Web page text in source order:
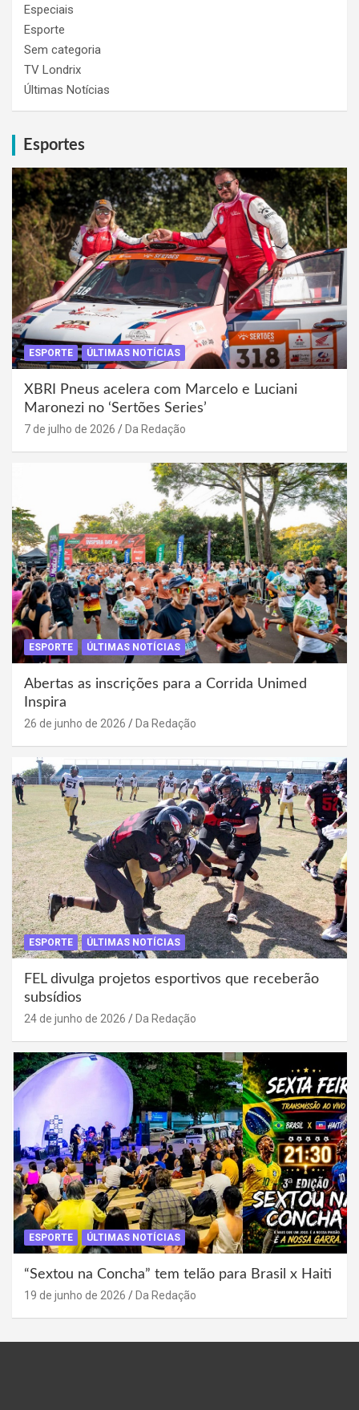
Especiais
Esporte
Sem categoria
TV Londrix
Últimas Notícias
Esportes
ESPORTE ÚLTIMAS NOTÍCIAS
XBRI Pneus acelera com Marcelo e Luciani
Maronezi no ‘Sertões Series’
7 de julho de 2026 Da Redação
ESPORTE ÚLTIMAS NOTÍCIAS
Abertas as inscrições para a Corrida Unimed
Inspira
26 de junho de 2026 Da Redação
ESPORTE ÚLTIMAS NOTÍCIAS
FEL divulga projetos esportivos que receberão
subsídios
24 de junho de 2026 Da Redação
ESPORTE ÚLTIMAS NOTÍCIAS
“Sextou na Concha” tem telão para Brasil x Haiti
19 de junho de 2026 Da Redação